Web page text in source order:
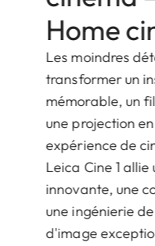
Home
Les moindres
transformer un
mémorable, un
une projection
expérience de
Leica Cine 1
innovante, une
une ingénierie
d'image